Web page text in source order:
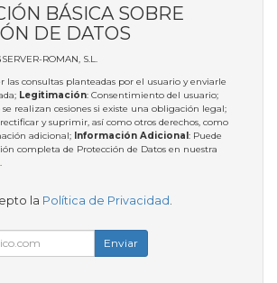
BÁSICA SOBRE
DE DATOS
ROMAN, S.L.
las consultas planteadas por el usuario y enviarle
Legitimación: Consentimiento del usuario;
se realizan cesiones si existe una obligación legal;
rectificar y suprimir, así como otros derechos, como
adicional; Información Adicional: Puede
completa de Protección de Datos en nuestra
.
la Política de Privacidad
Enviar